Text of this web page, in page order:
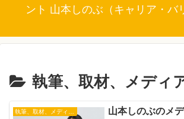
ント 山本しのぶ（キャリア・バ
執筆、取材、メディ
山本しのぶのメ